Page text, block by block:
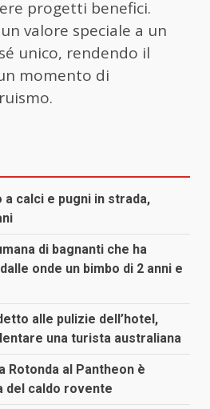
progetti benefici.
valore speciale a un
unico, rendendo il
momento di
a calci e pugni in strada,
di bagnanti che ha
onde un bimbo di 2 anni e
alle pulizie dell’hotel,
una turista australiana
Rotonda al Pantheon è
del caldo rovente